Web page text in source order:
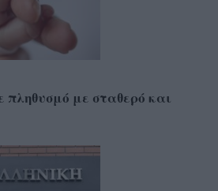
με σταθερό και